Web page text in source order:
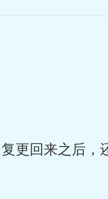
更回来之后，